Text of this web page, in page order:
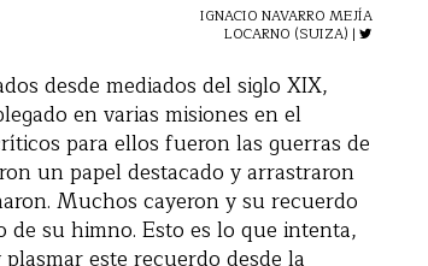
IGNACIO NAVARRO MEJÍA
LOCARNO (SUIZA) |
desde mediados del siglo XIX,
en varias misiones en el
para ellos fueron las guerras de
un papel destacado y arrastraron
Muchos cayeron y su recuerdo
su himno. Esto es lo que intenta,